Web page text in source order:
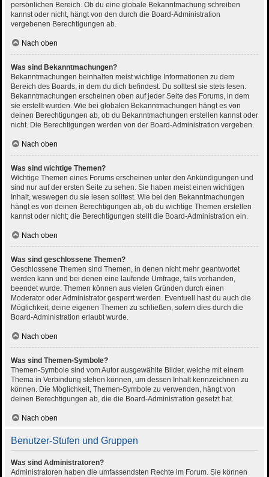
persönlichen Bereich. Ob du eine globale Bekanntmachung schreiben
kannst oder nicht, hängt von den durch die Board-Administration
vergebenen Berechtigungen ab.
Nach oben
Was sind Bekanntmachungen?
Bekanntmachungen beinhalten meist wichtige Informationen zu dem
Bereich des Boards, in dem du dich befindest. Du solltest sie stets lesen.
Bekanntmachungen erscheinen oben auf jeder Seite des Forums, in dem
sie erstellt wurden. Wie bei globalen Bekanntmachungen hängt es von
deinen Berechtigungen ab, ob du Bekanntmachungen erstellen kannst oder
nicht. Die Berechtigungen werden von der Board-Administration vergeben.
Nach oben
Was sind wichtige Themen?
Wichtige Themen eines Forums erscheinen unter den Ankündigungen und
sind nur auf der ersten Seite zu sehen. Sie haben meist einen wichtigen
Inhalt, weswegen du sie lesen solltest. Wie bei den Bekanntmachungen
hängt es von deinen Berechtigungen ab, ob du wichtige Themen erstellen
kannst oder nicht; die Berechtigungen stellt die Board-Administration ein.
Nach oben
Was sind geschlossene Themen?
Geschlossene Themen sind Themen, in denen nicht mehr geantwortet
werden kann und bei denen eine laufende Umfrage, falls vorhanden,
beendet wurde. Themen können aus vielen Gründen durch einen
Moderator oder Administrator gesperrt werden. Eventuell hast du auch die
Möglichkeit, deine eigenen Themen zu schließen, sofern dies durch die
Board-Administration erlaubt wurde.
Nach oben
Was sind Themen-Symbole?
Themen-Symbole sind vom Autor ausgewählte Bilder, welche mit einem
Thema in Verbindung stehen können, um dessen Inhalt kennzeichnen zu
können. Die Möglichkeit, Themen-Symbole zu verwenden, hängt von
deinen Berechtigungen ab, die die Board-Administration gesetzt hat.
Nach oben
Benutzer-Stufen und Gruppen
Was sind Administratoren?
Administratoren haben die umfassendsten Rechte im Forum. Sie können